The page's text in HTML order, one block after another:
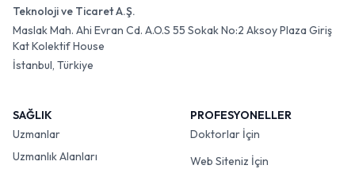
Teknoloji ve Ticaret A.Ş.
Maslak Mah. Ahi Evran Cd. A.O.S 55 Sokak No:2 Aksoy Plaza Giriş
Kat Kolektif House
İstanbul, Türkiye
SAĞLIK
Uzmanlar
Uzmanlık Alanları
PROFESYONELLER
Doktorlar İçin
Web Siteniz İçin